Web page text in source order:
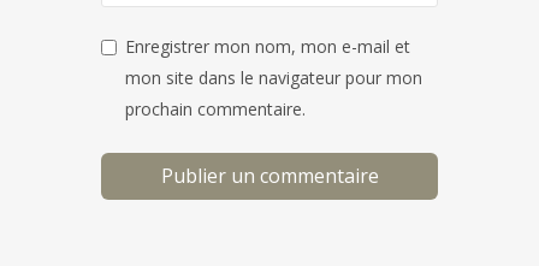
Enregistrer mon nom, mon e-mail et
mon site dans le navigateur pour mon
prochain commentaire.